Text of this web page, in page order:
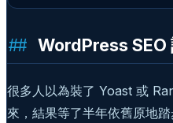
WordPress SEO
很多人以為裝了 Yoast 或
來，結果等了半年依舊原地踏